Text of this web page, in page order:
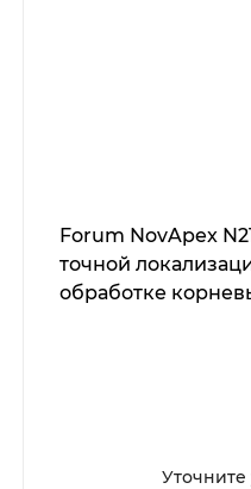
Forum NovApex
точной
обработке